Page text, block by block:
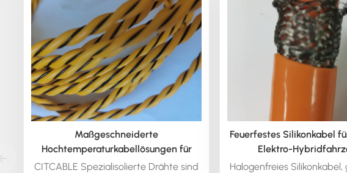
Maßgeschneiderte
Hochtemperaturkabellösungen für
anspruchsvolle Herausforderungen
CITCABLE Spezialisolierte Drähte sind
Feuerfestes Silikonkabel
Elektro-
Halogenfreies Silikonkabel,